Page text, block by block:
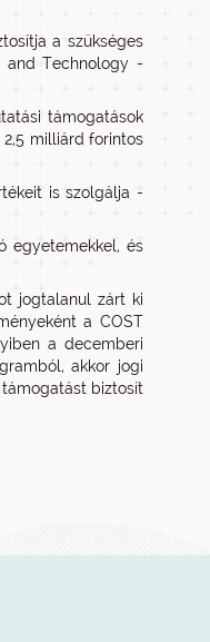
a szükséges
and Technology -
támogatások
milliárd forintos
is szolgálja -
egyetemekkel, és
jogtalanul zárt ki
a COST
a decemberi
akkor jogi
biztosít